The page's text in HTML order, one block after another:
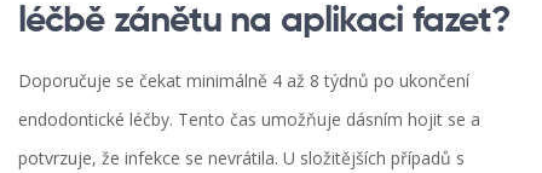
léčbě zánětu na aplikaci fazet?
Doporučuje se čekat minimálně 4 až 8 týdnů po ukončení
endodontické léčby. Tento čas umožňuje dásním hojit se a
potvrzuje, že infekce se nevrátila. U složitějších případů s